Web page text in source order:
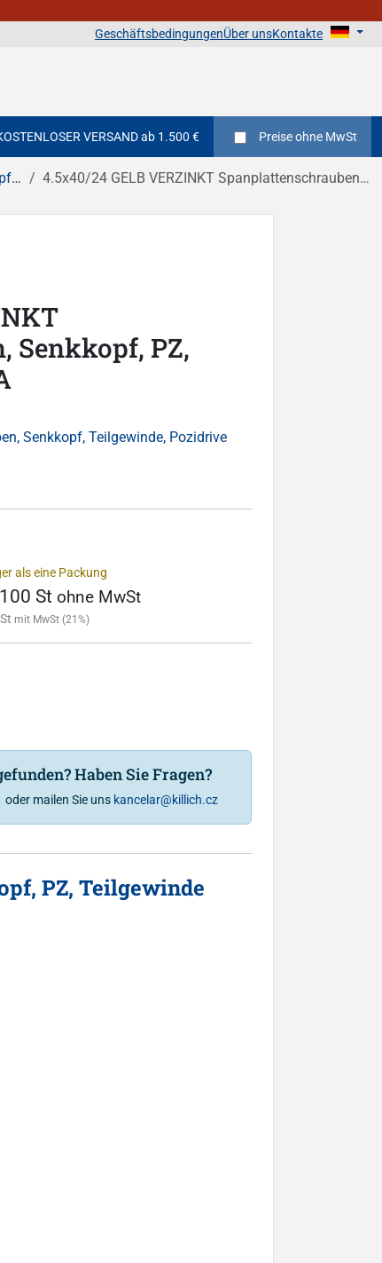
GeschäftsbedingungenÜber unsKontakte
VERSAND ab 1.500 € Preiseohne MwSt
4.5x40/24 GELB VERZINKT Spanplattenschrauben, Senkkopf, PZ, Teilgewinde DIN 7505A
Senkkopf, PZ,
Senkkopf, Teilgewinde, Pozidrive
als eine Packung
St ohne MwSt
mit MwSt (21%)
Haben Sie Fragen?
oder mailen Sie uns kancelar@killich.cz
PZ, Teilgewinde